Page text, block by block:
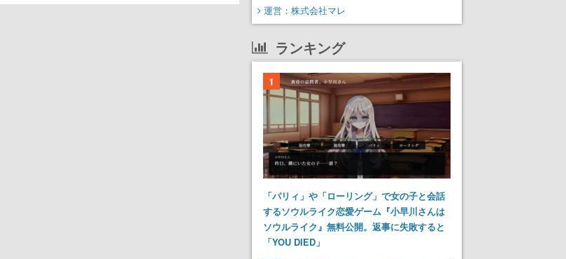
運営：株式会社マレ
ランキング
1
「パリィ」や「ローリング」で女の子と会話
するソウルライク恋愛ゲーム『小早川さんは
ソウルライク』無料公開。返事に失敗すると
「YOU DIED」